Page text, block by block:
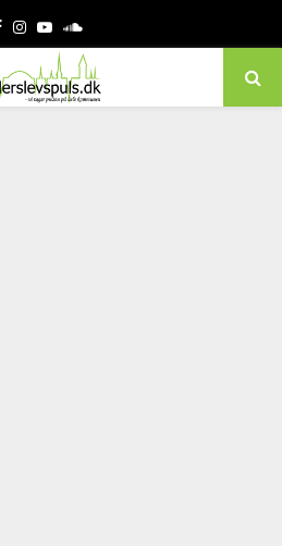
Facebook
Instagram
YoutubeSoundcloud